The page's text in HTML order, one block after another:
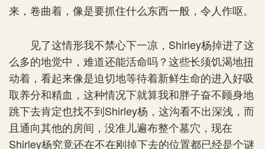
来，卷曲着，像是要抓住什么东西一般，令人作呕。
见了这情形我不禁心下一凉，Shirley杨掉进了这
么多的地觉中，难道还能活命吗？这些长须饥渴地扭
动着，看起来像是迫切地等待着新鲜生命的进入好吸
取养分和精血，这种情况下就算我和胖子奋不顾身地
跳下去肯定也找不到Shirley杨，这沟看不出深浅，而
且通向其他的房间，没准儿遍布整个墓穴，现在
Shirley杨究竟还在不在刚掉下去的位置都已经是个谜